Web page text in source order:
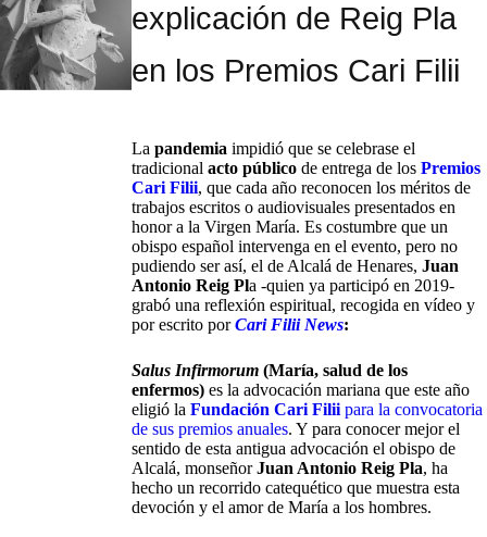
explicación de Reig Pla
en los Premios Cari Filii
La pandemia impidió que se celebrase el
tradicional acto públicode entrega de los Premios
Cari Filii, que cada año reconocen los méritos de
trabajos escritos o audiovisuales presentados en
honor a la Virgen María. Es costumbre que un
obispo español intervenga en el evento, pero no
pudiendo ser así, el de Alcalá de Henares, Juan
Antonio Reig Pla -quien ya participó en 2019-
grabó una reflexión espiritual, recogida en vídeo y
por escrito porCari Filii News:
Salus Infirmorum(María, salud de los
enfermos)es la advocación mariana que este año
eligió la Fundación Cari Filiipara la convocatoria
de sus premios anuales. Y para conocer mejor el
sentido de esta antigua advocación el obispo de
Alcalá, monseñorJuan Antonio Reig Pla, ha
hecho un recorrido catequético que muestra esta
devoción y el amor de María a los hombres.